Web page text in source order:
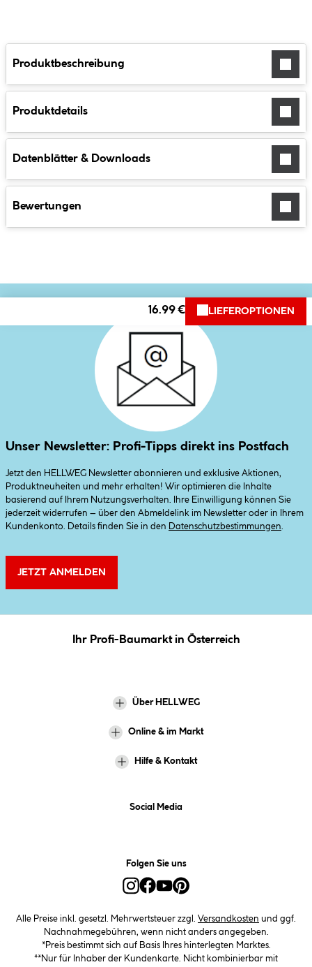
Produktbeschreibung
Produktdetails
Datenblätter & Downloads
Bewertungen
16.99 € LIEFEROPTIONEN
Unser Newsletter: Profi-Tipps direkt ins Postfach
Jetzt den HELLWEG Newsletter abonnieren und exklusive Aktionen,
Produktneuheiten und mehr erhalten! Wir optimieren die Inhalte
basierend auf Ihrem Nutzungsverhalten. Ihre Einwilligung können Sie
jederzeit widerrufen – über den Abmeldelink im Newsletter oder in Ihrem
Kundenkonto. Details finden Sie in den
Datenschutzbestimmungen
JETZT ANMELDEN
Ihr Profi-Baumarkt in Österreich
Über HELLWEG
Online & im Markt
Hilfe & Kontakt
Social Media
Folgen Sie uns
Alle Preise inkl. gesetzl. Mehrwertsteuer zzgl. Versandkosten und ggf.
Nachnahmegebühren, wenn nicht anders angegeben.
*Preis bestimmt sich auf Basis Ihres hinterlegten Marktes.
**Nur für Inhaber der Kundenkarte. Nicht kombinierbar mit